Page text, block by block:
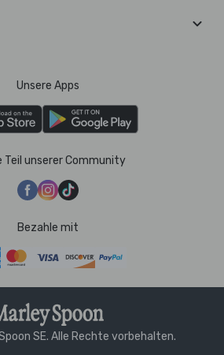
Unsere Apps
Teil unserer Community
Bezahle mit
SE. Alle Rechte vorbehalten.